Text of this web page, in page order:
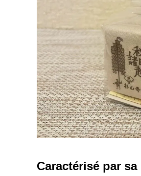
Caractérisé par